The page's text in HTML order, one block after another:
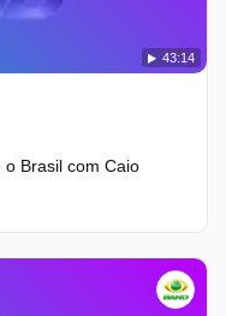
43:14
Brasil com Caio